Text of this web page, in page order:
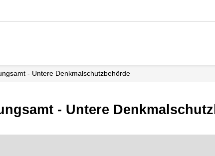
- Untere Denkmalschutzbehörde
- Untere